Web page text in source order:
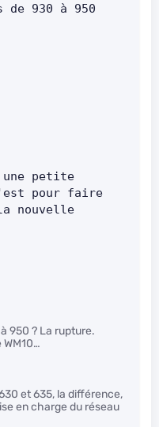
930 à 950
une petite
pour faire
nouvelle
950 ? La rupture.
et 635, la différence,
en charge du réseau